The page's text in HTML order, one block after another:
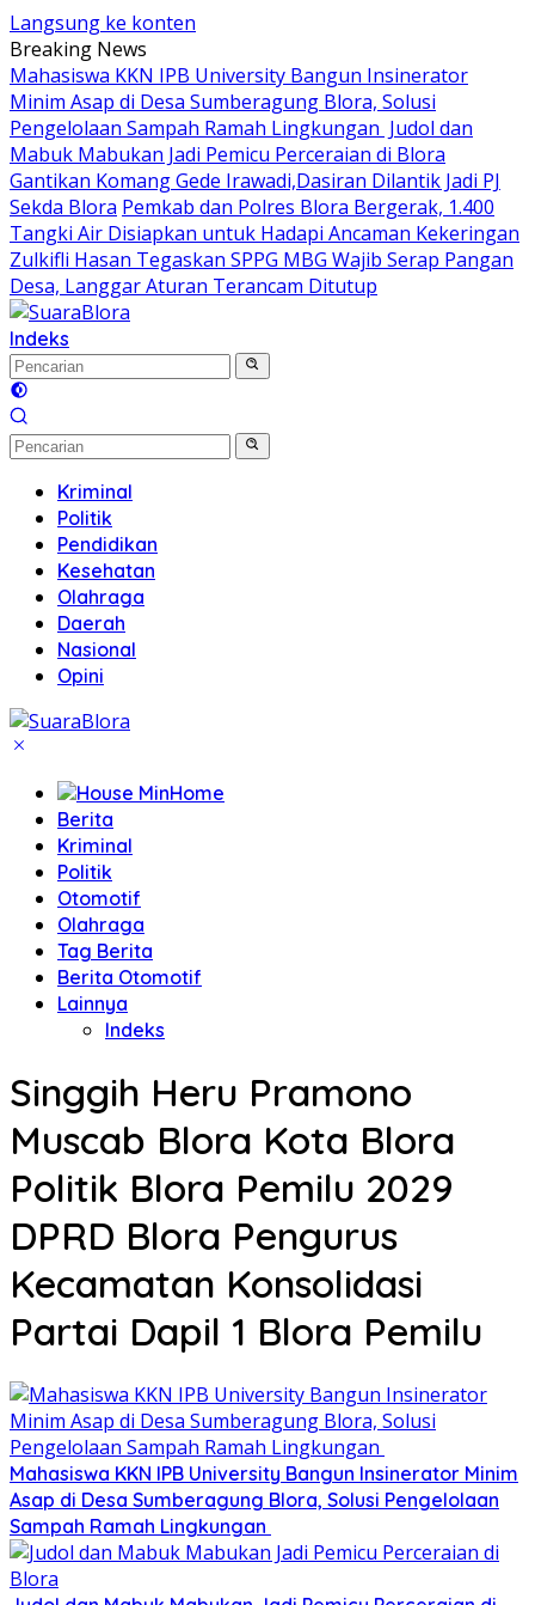
Langsung ke konten
Breaking News
Mahasiswa KKN IPB University Bangun Insinerator
Minim Asap di Desa Sumberagung Blora, Solusi
Pengelolaan Sampah Ramah Lingkungan ‎ Judol dan
Mabuk Mabukan Jadi Pemicu Perceraian di Blora
Gantikan Komang Gede Irawadi,Dasiran Dilantik Jadi PJ
Sekda Blora Pemkab dan Polres Blora Bergerak, 1.400
Tangki Air Disiapkan untuk Hadapi Ancaman Kekeringan
Zulkifli Hasan Tegaskan SPPG MBG Wajib Serap Pangan
Desa, Langgar Aturan Terancam Ditutup
Indeks
Kriminal
Politik
Pendidikan
Kesehatan
Olahraga
Daerah
Nasional
Opini
Home
Berita
Kriminal
Politik
Otomotif
Olahraga
Tag Berita
Berita Otomotif
Lainnya
Indeks
Singgih Heru Pramono
Muscab Blora Kota Blora
Politik Blora Pemilu 2029
DPRD Blora Pengurus
Kecamatan Konsolidasi
Partai Dapil 1 Blora Pemilu
Mahasiswa KKN IPB University Bangun Insinerator Minim
Asap di Desa Sumberagung Blora, Solusi Pengelolaan
Sampah Ramah Lingkungan ‎